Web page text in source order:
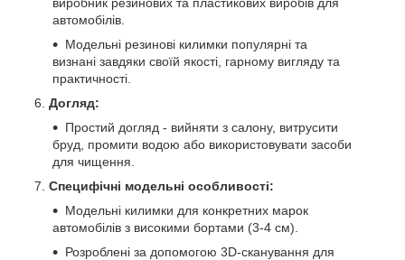
автомобілів.
Модельні резинові килимки популярні та
визнані завдяки своїй якості, гарному вигляду та
практичності.
Догляд:
Простий догляд - вийняти з салону, витрусити
бруд, промити водою або використовувати засоби
для чищення.
Специфічні модельні особливості:
Модельні килимки для конкретних марок
автомобілів з високими бортами (3-4 см).
Розроблені за допомогою 3D-сканування для